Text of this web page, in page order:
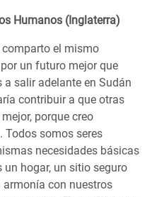
Humanos (Inglaterra)
el mismo
un futuro mejor que
salir adelante en Sudán
contribuir a que otras
porque creo
Todos somos seres
necesidades básicas
hogar, un sitio seguro
armonía con nuestros